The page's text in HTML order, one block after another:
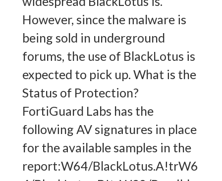
However, since the malware is
being sold in underground
forums, the use of BlackLotus is
expected to pick up. What is the
Status of Protection?
FortiGuard Labs has the
following AV signatures in place
for the available samples in the
report:W64/BlackLotus.A!trW6